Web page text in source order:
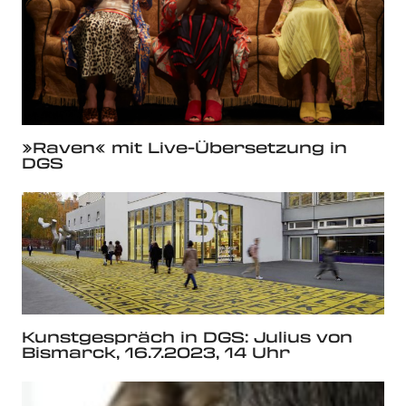
»Raven« mit Live-Übersetzung in
DGS
Kunstgespräch in DGS: Julius von
Bismarck, 16.7.2023, 14 Uhr